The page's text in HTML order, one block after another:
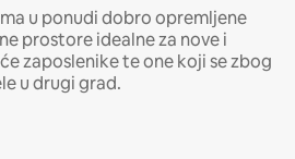
u ponudi dobro opremljene
prostore idealne za nove i
zaposlenike te one koji se zbog
u drugi grad.